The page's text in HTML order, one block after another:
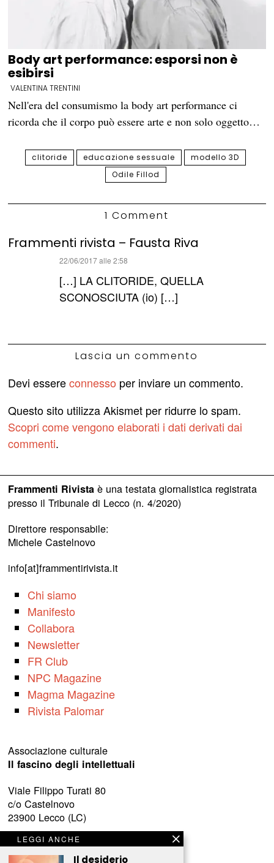
Body art performance: esporsi non è
esibirsi
VALENTINA TRENTINI
Nell'era del consumismo la body art performance ci
ricorda che il corpo può essere arte e non solo oggetto…
clitoride educazione sessuale
modello 3D
Odile Fillod
1 Comment
Frammenti rivista – Fausta Riva
22/06/2017 alle 2:58
[…] LA CLITORIDE, QUELLA
SCONOSCIUTA (io) […]
Lascia un commento
Devi essereconnesso per inviare un commento.
Questo sito utilizza Akismet per ridurre lo spam.
Scopri come vengono elaborati i dati derivati dai
commenti.
Frammenti Rivistaè una testata giornalistica registrata
presso il Tribunale di Lecco (n. 4/2020)
Direttore responsabile:
Michele Castelnovo
info[at]frammentirivista.it
Chi siamo
Manifesto
Collabora
Newsletter
FR Club
NPC Magazine
Magma Magazine
Rivista Palomar
Associazione culturale
Il fascino degli intellettuali
Viale Filippo Turati 80
c/o Castelnovo
23900 Lecco (LC)
www.fascinointellettuali.it
info[at]fascinointellettuali.it
LEGGI ANCHE
Il desiderio